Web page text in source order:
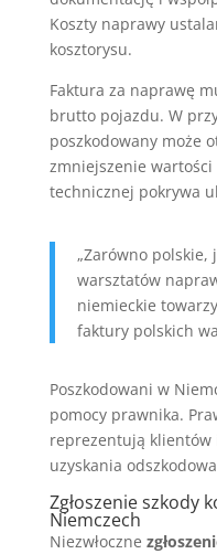
Koszty naprawy
kosztorysu.
Faktura za naprawę
brutto pojazdu. W
poszkodowany może
zmniejszenie
technicznej pokrywa
„Zarówno
warsztatów
niemieckie
faktury polskich
Poszkodowani w
pomocy prawnika.
reprezentują
uzyskania
Zgłoszenie szkody
Niemczech
Niezwłoczne